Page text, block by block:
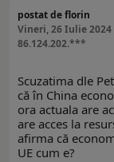
postat de florin
Vineri, 26 Iulie 2024
86.124.202.***
Scuzatima dle
că în China
ora actuala are
are acces la
afirma că
UE cum e?